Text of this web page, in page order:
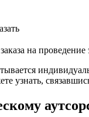
на
узнать,